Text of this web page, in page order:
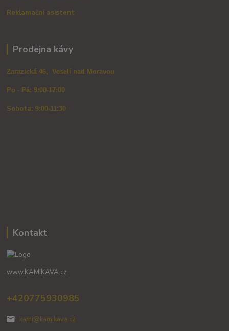
Reklamační asistent
Prodejna kávy
Zarazická 46, Veselí nad Moravou
Po - Pá: 9:00-17:00
Sobota: 9:00-11:30
Kontakt
www.KAMIKAVA.cz
+420775930985
kami@kamikava.cz